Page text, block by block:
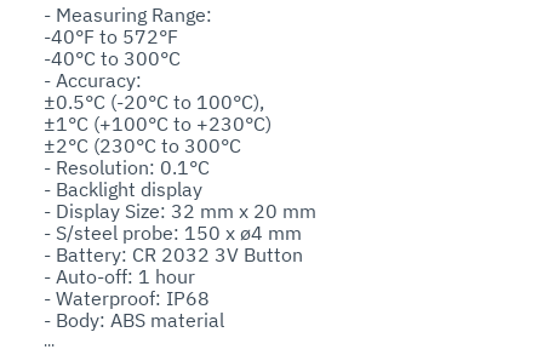
- Measuring Range:
-40°F to 572°F
-40°C to 300°C
- Accuracy:
±0.5°C (-20°C to 100°C),
±1°C (+100°C to +230°C)
±2°C (230°C to 300°C
- Resolution: 0.1°C
- Backlight display
- Display Size: 32 mm x 20 mm
- S/steel probe: 150 x ø4 mm
- Battery: CR 2032 3V Button
- Auto-off: 1 hour
- Waterproof: IP68
- Body: ABS material
- Bracket and magnetic support